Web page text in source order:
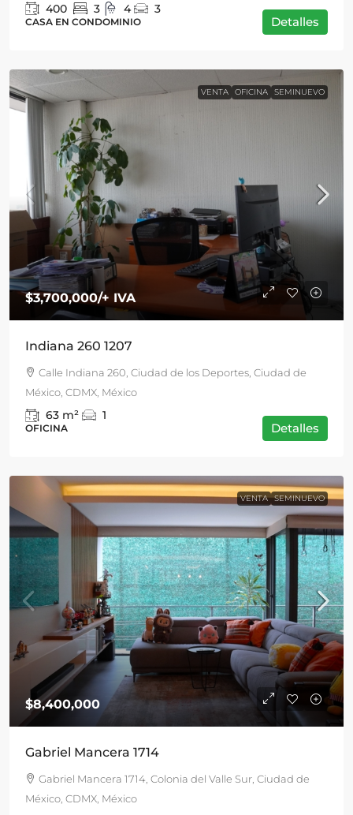
400 3 4 3
CASA EN CONDOMINIO Detalles
VENTA OFICINA SEMINUEVO
$3,700,000/+ IVA
Indiana 260 1207
Calle Indiana 260, Ciudad de los Deportes, Ciudad de
México, CDMX, México
63 m² 1
OFICINA Detalles
VENTA SEMINUEVO
$8,400,000
Gabriel Mancera 1714
Gabriel Mancera 1714, Colonia del Valle Sur, Ciudad de
México, CDMX, México